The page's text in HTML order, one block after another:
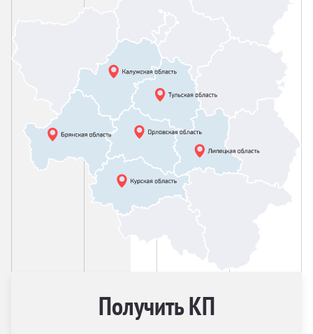
Получить КП